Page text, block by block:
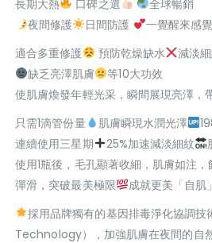
長期大熱
口碑之選
全球暢銷
夜間修護
日間防護
一覺醒來感
適合多重修護
預防乾燥缺水 減淡
缺乏亮澤肌膚
等10大功效
使肌膚煥發年輕光采，瞬間展現亮澤，
只需1滴管份量
肌膚瞬現水潤光澤
連續使用三星期
25%加速減淡細紋
使用1瓶後，毛孔顯著收細，肌膚如注
彈滑，突破最美極限
成就更美「自肌」
採用品牌獨有的基因排毒淨化協調
Technology），加強肌膚在夜間的自